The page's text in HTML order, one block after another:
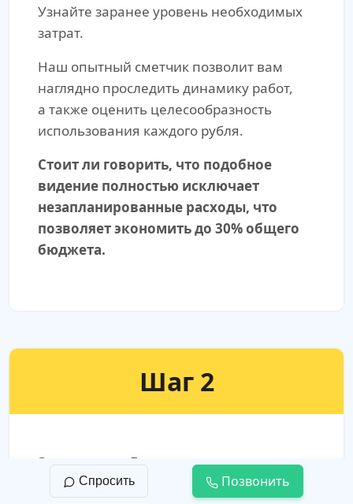
Узнайте заранее уровень необходимых
затрат.
Наш опытный сметчик позволит вам
наглядно проследить динамику работ,
а также оценить целесообразность
использования каждого рубля.
Стоит ли говорить, что подобное
видение полностью исключает
незапланированные расходы, что
позволяет экономить до 30% общего
бюджета.
Шаг 2
Заключение Договора подряда
Договор — это, в первую очередь,
Спросить Позвонить